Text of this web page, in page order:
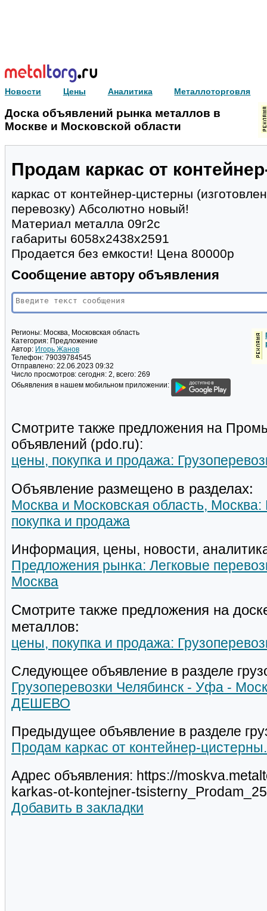
Новости Цены Аналитика Металлоторговля
Доска объявлений рынка металлов в
Москве и Московской области
Продам каркас от
каркас от контейнер-цистерны
перевозку) Абсолютно новый!
Материал металла 09г2с
габариты 6058х2438х2591
Продается без емкости! Цена 80000р
Сообщение автору объявления
Регионы: Москва, Московская область
Категория: Предложение
Автор: Игорь Жанов
Телефон: 79039784545
Отправлено: 22.06.2023 09:32
Число просмотров: сегодня: 2, всего: 269
Обьявления в нашем мобильном приложении:
Смотрите также предложения на
объявлений (pdo.ru):
цены, покупка и продажа:
Объявление размещено в разделах:
Москва и Московская область, Москва:
покупка и продажа
Информация, цены, новости,
Предложения рынка: Легковые
Москва
Смотрите также предложения на
металлов:
цены, покупка и продажа:
Следующее объявление в разделе
Грузоперевозки Челябинск - Уфа -
ДЕШЕВО
Предыдущее объявление в разделе
Продам каркас от контейнер-цистерны.
Адрес объявления: https://
karkas-ot-kontejner-
Добавить в закладки